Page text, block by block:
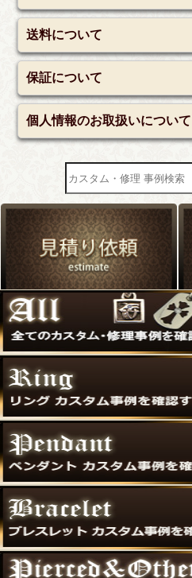
送料について
保証について
個人情報のお取扱いについて